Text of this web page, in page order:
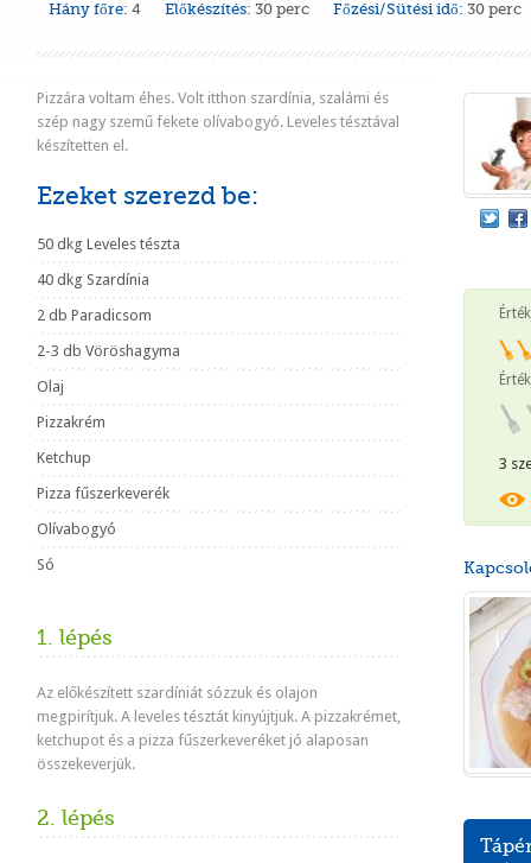
Hány főre: 4 Előkészítés: 30 perc Főzési/Sütési idő: 30 perc
Pizzára voltam éhes. Volt itthon szardínia, szalámi és
szép nagy szemű fekete olívabogyó. Leveles tésztával
készítetten el.
Ezeket szerezd be:
50 dkg Leveles tészta
40 dkg Szardínia
2 db Paradicsom
2-3 db Vöröshagyma
Olaj
Pizzakrém
Ketchup
Pizza fűszerkeverék
Olívabogyó
Só
1. lépés
Az előkészített szardíniát sózzuk és olajon
megpirítjuk. A leveles tésztát kinyújtjuk. A pizzakrémet,
ketchupot és a pizza fűszerkeveréket jó alaposan
összekeverjük.
2. lépés
3